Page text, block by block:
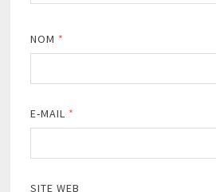
NOM *
E-MAIL *
SITE WEB